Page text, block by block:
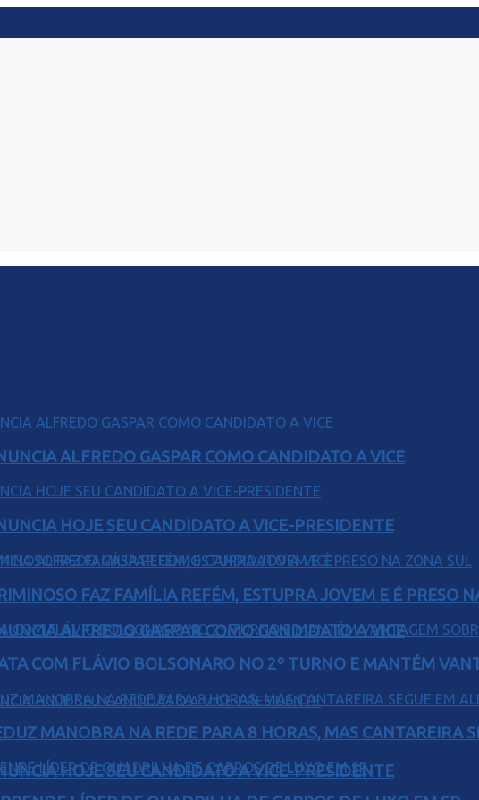
ALFREDO GASPAR COMO CANDIDATO A VICE
HOJE SEU CANDIDATO A VICE-PRESIDENTE
ALFREDO GASPAR COMO CANDIDATO A VICE
HOJE SEU CANDIDATO A VICE-PRESIDENTE
FAZ FAMÍLIA REFÉM, ESTUPRA JOVEM E É PRESO
COM FLÁVIO BOLSONARO NO 2º TURNO E MANTÉM
MANOBRA NA REDE PARA 8 HORAS, MAS CANTAREIRA